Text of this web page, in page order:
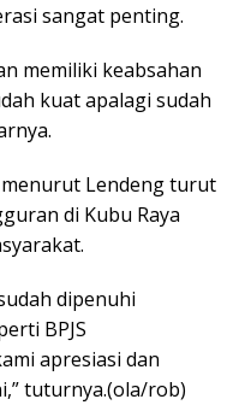
sangat penting.
memiliki keabsahan
kuat apalagi sudah
menurut Lendeng turut
di Kubu Raya
dipenuhi
BPJS
apresiasi dan
tuturnya.(ola/rob)